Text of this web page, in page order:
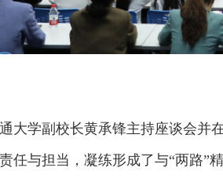
大学副校长黄承锋主持座谈会并
任与担当，凝练形成了与“两路”